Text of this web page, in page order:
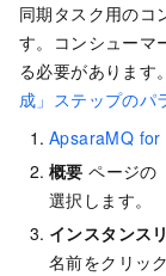
同期タスク用のコ
す。 コンシューマ
る必要があります
成」ステップのパ
ApsaraMQ for
概要 ページの
選択します。
インスタンス
名前をクリッ